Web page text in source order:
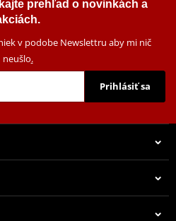
prehľad o novinkách a
v podobe Newslettru aby mi nič
neušlo.
Prihlásiť sa